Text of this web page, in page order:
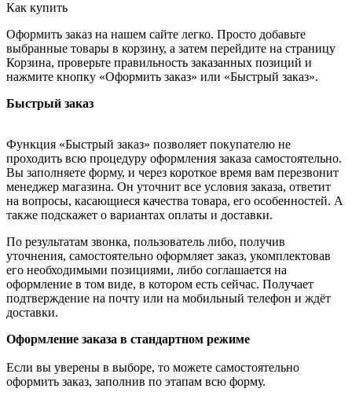
Как купить
Оформить заказ на нашем сайте легко. Просто добавьте
выбранные товары в корзину, а затем перейдите на страницу
Корзина, проверьте правильность заказанных позиций и
нажмите кнопку «Оформить заказ» или «Быстрый заказ».
Быстрый заказ
Функция «Быстрый заказ» позволяет покупателю не
проходить всю процедуру оформления заказа самостоятельно.
Вы заполняете форму, и через короткое время вам перезвонит
менеджер магазина. Он уточнит все условия заказа, ответит
на вопросы, касающиеся качества товара, его особенностей. А
также подскажет о вариантах оплаты и доставки.
По результатам звонка, пользователь либо, получив
уточнения, самостоятельно оформляет заказ, укомплектовав
его необходимыми позициями, либо соглашается на
оформление в том виде, в котором есть сейчас. Получает
подтверждение на почту или на мобильный телефон и ждёт
доставки.
Оформление заказа в стандартном режиме
Если вы уверены в выборе, то можете самостоятельно
оформить заказ, заполнив по этапам всю форму.